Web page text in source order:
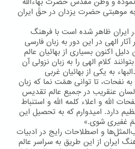
موهبتی حضرت یزدان در حقّ ایران
ایران ظاهر شده است با فرهنگ
الهی در این دور به زبان فارسی
اكنون بسیاری از بهائیان عالم
كلام الهی را به زبان نزولی آن
به یكی از بهائیان غربی
نفحات، تا توانی همّت نما که زبان
لسان عنقریب در جمیع عالم تقدیس
الله و اعلاء کلمه الله و استنباط
دارد. امیدوارم که به تحصیل این
غفیری شوی.»
و اصطلاحات رایج در ادبیات
ایران از این طریق به سراسر عالم